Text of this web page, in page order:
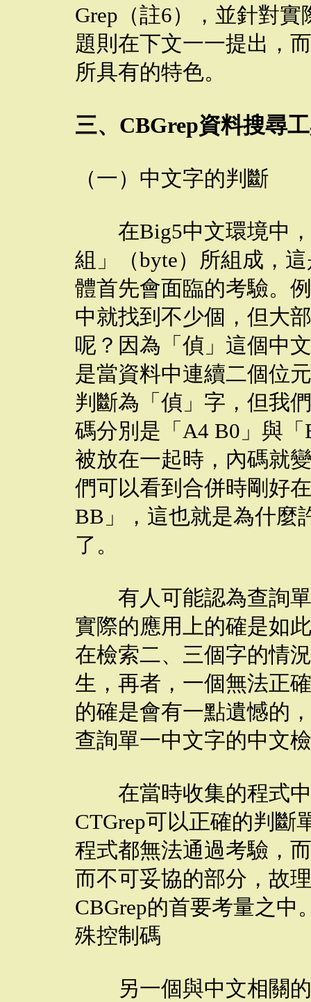
Grep（註6），並針對
題則在下文一一提出，
所具有的特色。
三、CBGrep資料搜尋
（一）中文字的判斷
在Big5中文環境中，
組」（byte）所組成，
體首先會面臨的考驗。
中就找到不少個，但大
呢？因為「偵」這個中
是當資料中連續二個位
判斷為「偵」字，但我
碼分別是「A4 B0」與
被放在一起時，內碼就
們可以看到合併時剛好
BB」，這也就是為什麼
了。
有人可能認為查詢單
實際的應用上的確是如
在檢索二、三個字的情
生，再者，一個無法正
的確是會有一點遺憾的
查詢單一中文字的中文
在當時收集的程式中
CTGrep可以正確的判斷
程式都無法通過考驗，
而不可妥協的部分，故
CBGrep的首要考量之中
殊控制碼
另一個與中文相關的